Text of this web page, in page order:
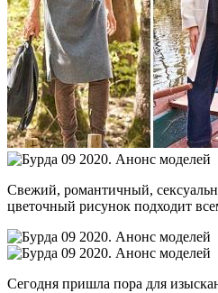
Свежий, романтичный,
цветочный рисунок подходит
Сегодня пришла пора для